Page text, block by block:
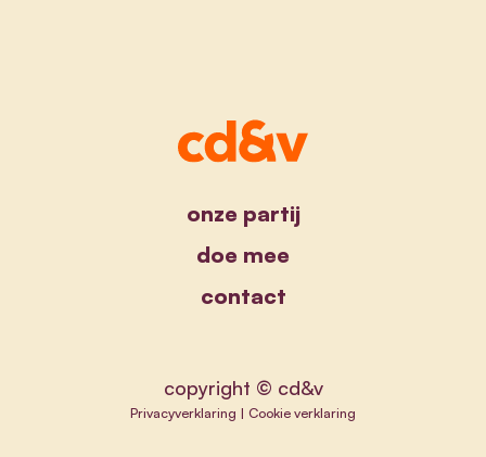
onze partij
doe mee
contact
copyright © cd&v
Privacyverklaring | Cookie verklaring